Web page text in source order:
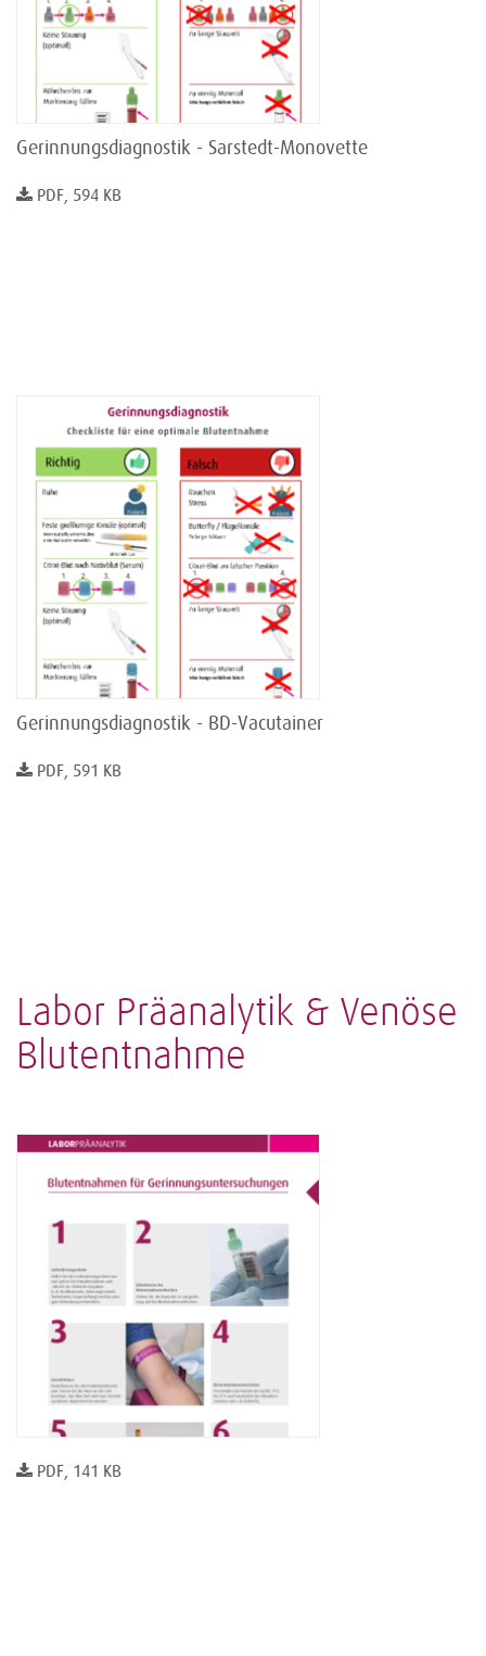
Gerinnungsdiagnostik - Sarstedt-Monovette
PDF, 594 KB
Gerinnungsdiagnostik - BD-Vacutainer
PDF, 591 KB
Labor Präanalytik & Venöse
Blutentnahme
PDF, 141 KB